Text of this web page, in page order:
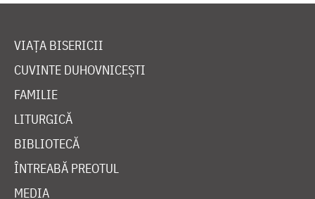
VIAȚA BISERICII
CUVINTE DUHOVNICEȘTI
FAMILIE
LITURGICĂ
BIBLIOTECĂ
ÎNTREABĂ PREOTUL
MEDIA